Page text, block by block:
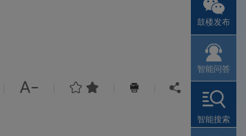
    
鼓楼发布
智能问答
智能搜索